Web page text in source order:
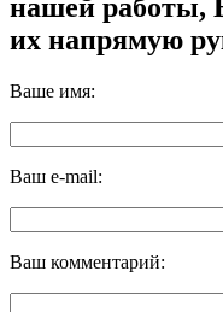
нашей работы,
их напрямую
Ваше имя:
Ваш e-mail:
Ваш комментарий: